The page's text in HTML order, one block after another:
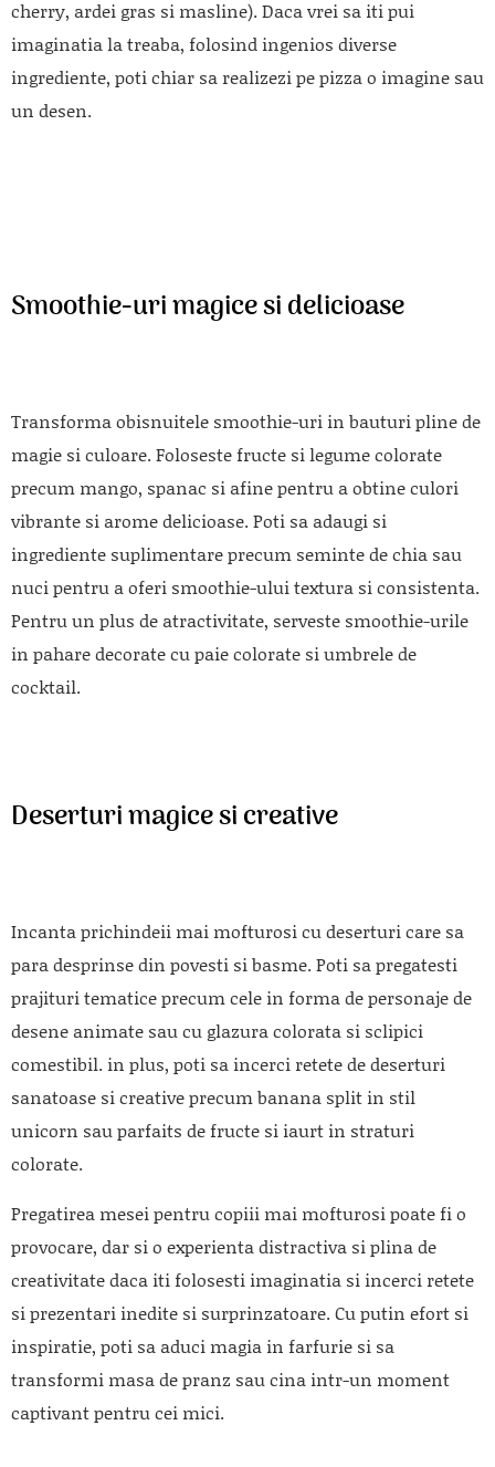
cherry, ardei gras si masline). Daca vrei sa iti pui
imaginatia la treaba, folosind ingenios diverse
ingrediente, poti chiar sa realizezi pe pizza o imagine sau
un desen.
Smoothie-uri magice si delicioase
Transforma obisnuitele smoothie-uri in bauturi pline de
magie si culoare. Foloseste fructe si legume colorate
precum mango, spanac si afine pentru a obtine culori
vibrante si arome delicioase. Poti sa adaugi si
ingrediente suplimentare precum seminte de chia sau
nuci pentru a oferi smoothie-ului textura si consistenta.
Pentru un plus de atractivitate, serveste smoothie-urile
in pahare decorate cu paie colorate si umbrele de
cocktail.
Deserturi magice si creative
Incanta prichindeii mai mofturosi cu deserturi care sa
para desprinse din povesti si basme. Poti sa pregatesti
prajituri tematice precum cele in forma de personaje de
desene animate sau cu glazura colorata si sclipici
comestibil. in plus, poti sa incerci retete de deserturi
sanatoase si creative precum banana split in stil
unicorn sau parfaits de fructe si iaurt in straturi
colorate.
Pregatirea mesei pentru copiii mai mofturosi poate fi o
provocare, dar si o experienta distractiva si plina de
creativitate daca iti folosesti imaginatia si incerci retete
si prezentari inedite si surprinzatoare. Cu putin efort si
inspiratie, poti sa aduci magia in farfurie si sa
transformi masa de pranz sau cina intr-un moment
captivant pentru cei mici.